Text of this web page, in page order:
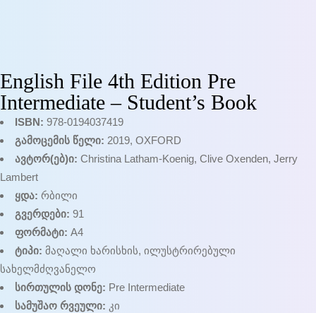
English File 4th Edition Pre
Intermediate – Student’s Book
ISBN: 978-0194037419
გამოცემის წელი: 2019, OXFORD
ავტორ(ებ)ი: Christina Latham-Koenig, Clive Oxenden, Jerry
Lambert
ყდა: რბილი
გვერდები: 91
ფორმატი: A4
ტიპი: მაღალი ხარისხის, ილუსტრირებული
სახელმძღვანელო
სირთულის დონე: Pre Intermediate
სამუშაო რვეული: კი